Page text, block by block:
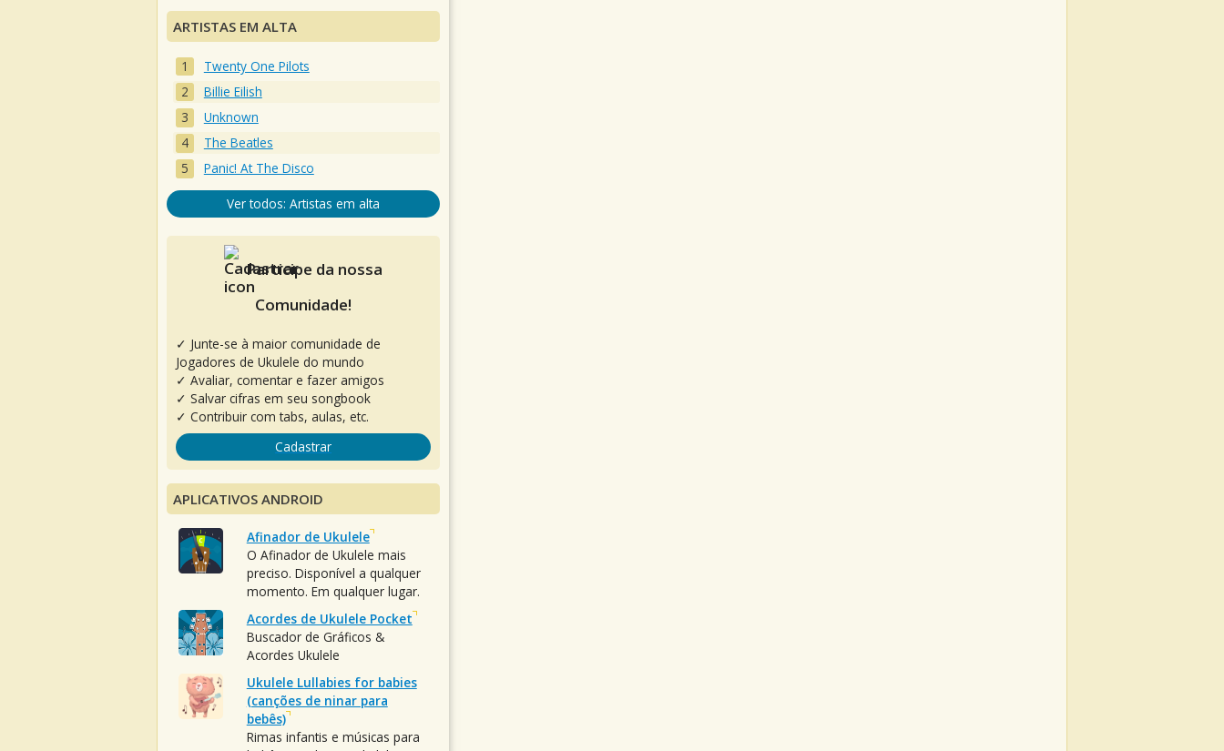
ARTISTAS EM ALTA
Twenty One Pilots
Billie Eilish
Unknown
The Beatles
Panic! At The Disco
Ver todos: Artistas em alta
Participe da nossa
Comunidade!
✓ Junte-se à maior comunidade de
Jogadores de Ukulele do mundo
✓ Avaliar, comentar e fazer amigos
✓ Salvar cifras em seu songbook
✓ Contribuir com tabs, aulas, etc.
Cadastrar
APLICATIVOS ANDROID
Afinador de Ukulele
O Afinador de Ukulele mais
preciso. Disponível a qualquer
momento. Em qualquer lugar.
Acordes de Ukulele Pocket
Buscador de Gráficos &
Acordes Ukulele
Ukulele Lullabies for babies
(canções de ninar para
bebês)
Rimas infantis e músicas para